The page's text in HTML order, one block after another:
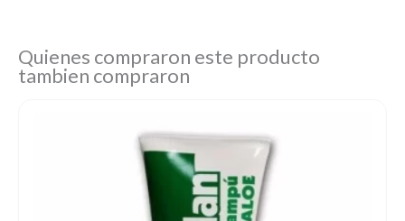
Quienes compraron este producto
tambien compraron